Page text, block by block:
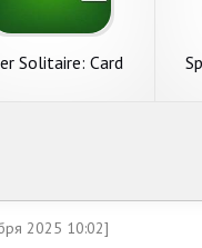
Solitaire: Card
2025 10:02]